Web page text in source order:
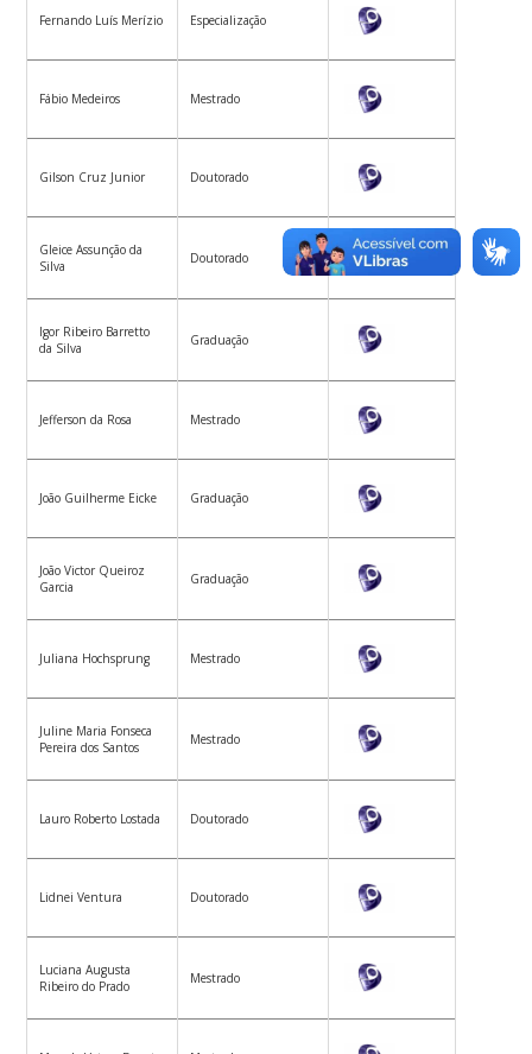
Fernando Luís Merízio Especialização
Fábio Medeiros Mestrado
Gilson Cruz Junior Doutorado
Gleice Assunção da
Silva
Doutorado
Igor Ribeiro Barretto
da Silva
Graduação
Jefferson da Rosa Mestrado
João Guilherme Eicke Graduação
João Victor Queiroz
Garcia
Graduação
Juliana Hochsprung Mestrado
Juline Maria Fonseca
Pereira dos Santos
Mestrado
Lauro Roberto Lostada Doutorado
Lidnei Ventura Doutorado
Luciana Augusta
Ribeiro do Prado
Mestrado